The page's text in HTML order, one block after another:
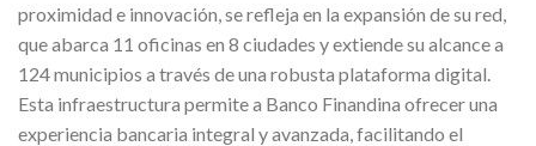
proximidad e innovación, se refleja en la expansión de su red,
que abarca 11 oficinas en 8 ciudades y extiende su alcance a
124 municipios a través de una robusta plataforma digital.
Esta infraestructura permite a Banco Finandina ofrecer una
experiencia bancaria integral y avanzada, facilitando el